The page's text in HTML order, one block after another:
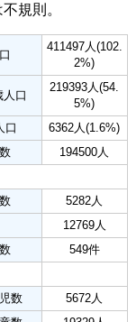
規則。
411497人(102.
2%)
人口
219393人(54.
5%)
口
6362人(1.6%)
194500人
5282人
12769人
549件
数
5672人